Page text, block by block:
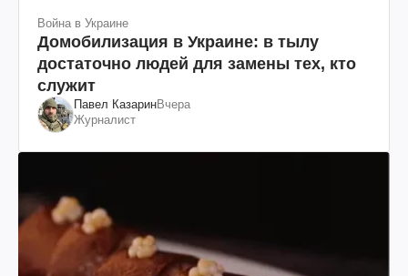
Война в Украине
Домобилизация в Украине: в тылу
достаточно людей для замены тех, кто
служит
Павел КазаринВчера
Журналист